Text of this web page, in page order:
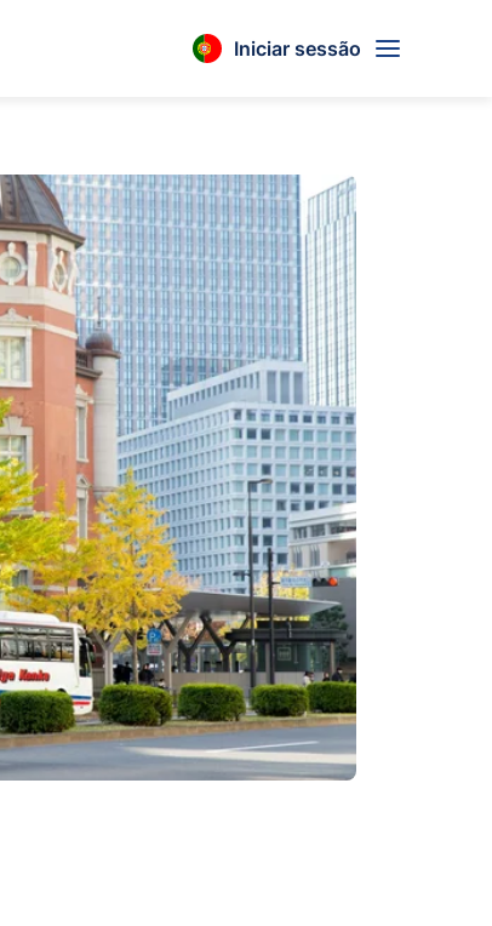
Iniciar sessão